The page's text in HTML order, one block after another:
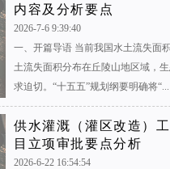
内容及分析要点
2026-7-6 9:39:40
一、开篇导语 当前我国水土流失面
土流失面积分布在丘陵山地区域，
求迫切。“十五五”规划纲要明确将“...
供水灌溉（灌区改造）
目立项审批要点分析
2026-6-22 16:54:54